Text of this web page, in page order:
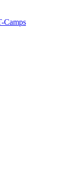
Camps